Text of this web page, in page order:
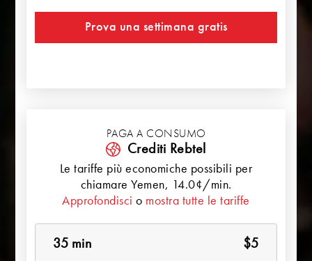
Prova una settimana gratis
PAGA A CONSUMO
Crediti Rebtel
Le tariffe più economiche possibili per
chiamare Yemen, 14.0¢/min.
Approfondisci o mostra tutte le tariffe
35 min $5